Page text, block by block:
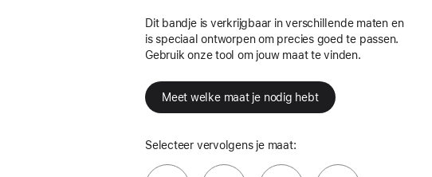
Dit bandje is verkrijgbaar in verschillende maten en
is speciaal ontworpen om precies goed te passen.
Gebruik onze tool om jouw maat te vinden.
Meet welke maat je nodig hebt
Selecteer vervolgens je maat: